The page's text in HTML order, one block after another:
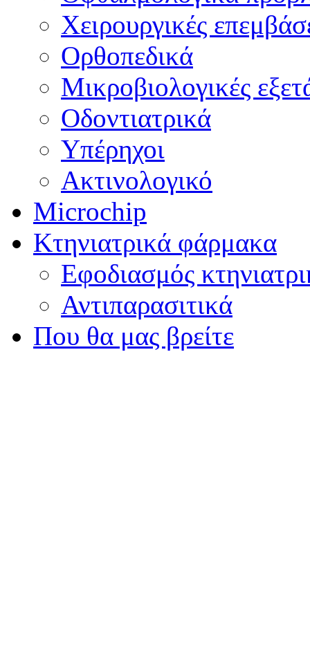
Χειρουργικές
Ορθοπεδικά
Μικροβιολογικές
Οδοντιατρικά
Υπέρηχοι
Ακτινολογικό
Microchip
Κτηνιατρικά φάρμακα
Εφοδιασμός
Αντιπαρασιτικά
Που θα μας βρείτε